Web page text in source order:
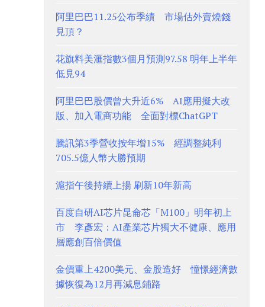
阿里巴巴11.25公布季績 市場估外賣燒錢
見頂？
花旗料美滙指數3個月預測97.58 明年上半年
低見94
阿里巴巴股價曾大升近6% AI應用擬大改
版、加入電商功能 全面對標ChatGPT
騰訊第3季營收按年增15% 經調整純利
705.5億人幣大勝預期
滬指午後持續上揚 刷新10年新高
百度自研AI芯片昆侖芯「M100」明年初上
市 李彥宏：AI產業芯片獨大不健康、應用
層應創百倍價值
金價重上4200美元、金股造好 憧憬經濟數
據恢復為12月再減息鋪路